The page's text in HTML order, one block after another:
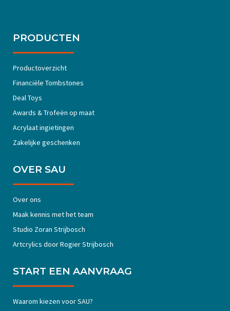
PRODUCTEN
Productoverzicht
Financiële Tombstones
Deal Toys
Awards & Trofeën op maat
Acrylaat ingietingen
Zakelijke geschenken
OVER SAU
Over ons
Maak kennis met het team
Studio Zoran Strijbosch
Artcrylics door Rogier Strijbosch
START EEN AANVRAAG
Waarom kiezen voor SAU?